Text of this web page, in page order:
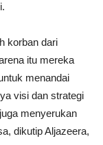
korban dari
itu mereka
menandai
visi dan strategi
menyerukan
dikutip Aljazeera,